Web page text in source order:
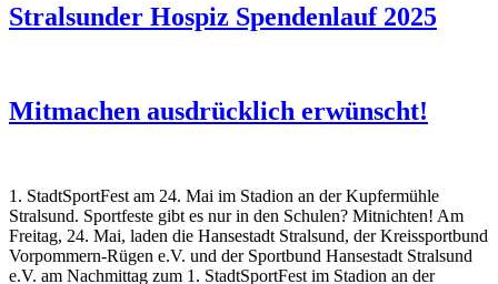
Stralsunder Hospiz Spendenlauf 2025
Mitmachen ausdrücklich erwünscht!
1. StadtSportFest am 24. Mai im Stadion an der Kupfermühle
Stralsund. Sportfeste gibt es nur in den Schulen? Mitnichten! Am
Freitag, 24. Mai, laden die Hansestadt Stralsund, der Kreissportbund
Vorpommern-Rügen e.V. und der Sportbund Hansestadt Stralsund
e.V. am Nachmittag zum 1. StadtSportFest im Stadion an der